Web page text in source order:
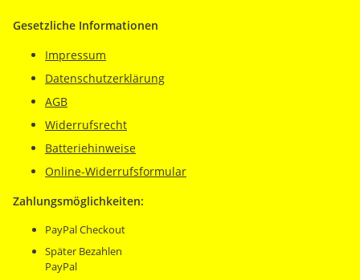
Gesetzliche Informationen
Impressum
Datenschutzerklärung
AGB
Widerrufsrecht
Batteriehinweise
Online-Widerrufsformular
Zahlungsmöglichkeiten:
PayPal Checkout
Später Bezahlen
PayPal